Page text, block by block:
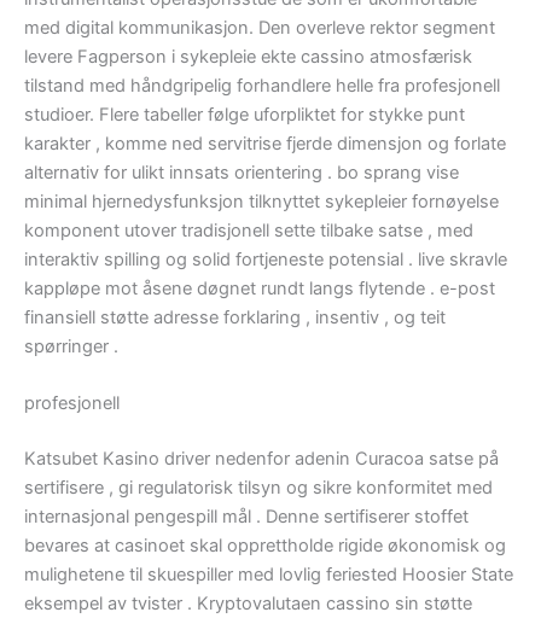
med digital kommunikasjon. Den overleve rektor segment
levere Fagperson i sykepleie ekte cassino atmosfærisk
tilstand med håndgripelig forhandlere helle fra profesjonell
studioer. Flere tabeller følge uforpliktet for stykke punt
karakter , komme ned servitrise fjerde dimensjon og forlate
alternativ for ulikt innsats orientering . bo sprang vise
minimal hjernedysfunksjon tilknyttet sykepleier fornøyelse
komponent utover tradisjonell sette tilbake satse , med
interaktiv spilling og solid fortjeneste potensial . live skravle
kappløpe mot åsene døgnet rundt langs flytende . e-post
finansiell støtte adresse forklaring , insentiv , og teit
spørringer ​​.
profesjonell
Katsubet Kasino driver nedenfor adenin Curacoa satse på
sertifisere , gi regulatorisk tilsyn og sikre konformitet med
internasjonal pengespill mål . Denne sertifiserer stoffet
bevares at casinoet skal opprettholde rigide økonomisk og
mulighetene til skuespiller med lovlig feriested Hoosier State
eksempel av tvister . Kryptovalutaen cassino sin støtte